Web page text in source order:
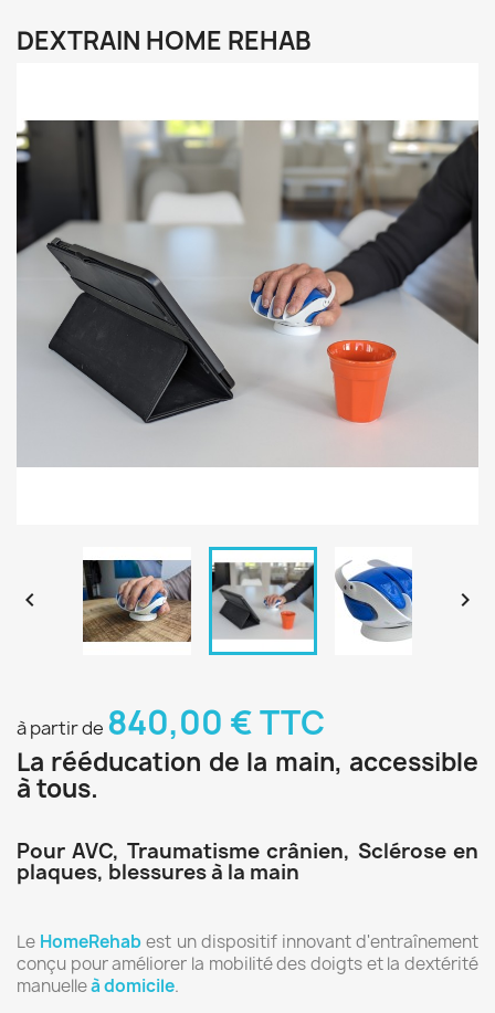
DEXTRAIN HOME REHAB
 
à partir de 840,00 € TTC
La rééducation de la main, accessible
à tous.
Pour AVC, Traumatisme crânien, Sclérose en
plaques, blessures à la main
Le HomeRehabest un dispositif innovant d'entraînement
conçu pour améliorer la mobilité des doigts et la dextérité
manuelleà domicile.